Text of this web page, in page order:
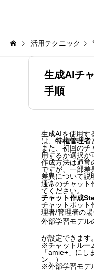
活用テクニック
生成AIチ
手順
生成AIを使用す
は、 特権管理者
また、初回の
用するか選択が
作成方法は通常
ですが、一部差
差異について説
通常のチャット
てください。
チャット作成
チャットボット
理者/管理者の
外部学習モデル
が設定できます。
※チャットルー
「amie+」にし
ン」）
※外部学習モデ